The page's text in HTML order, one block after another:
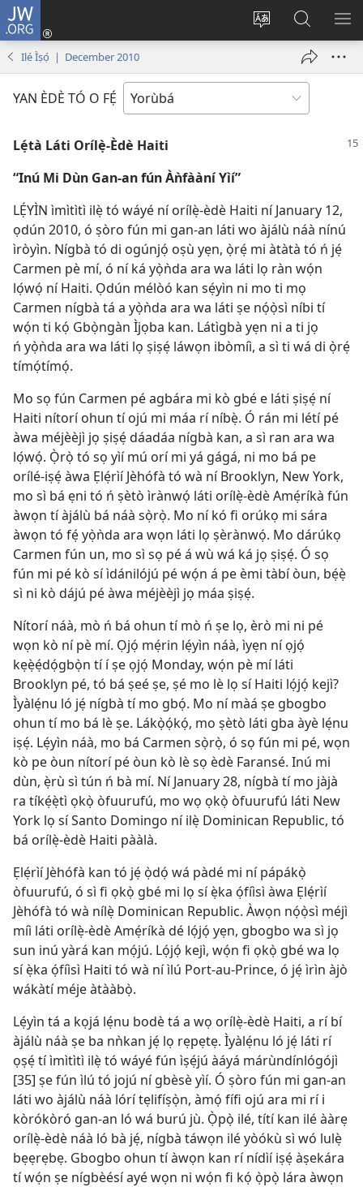
JW.ORG
Yí
pa
Wọlé
(opens
Wa
JW.ORG
Ilé Ìṣọ́ | December 2010
YAN ÈDÈ TÓ O FẸ́
Lẹ́tà Láti Orílẹ̀-Èdè Haiti
“Inú Mi Dùn Gan-an fún Àǹfààní Yìí”
LẸ́YÌN ìmìtìtì ilẹ̀ tó wáyé ní orílẹ̀-èdè Haiti ní January 12,
ọdún 2010, ó ṣòro fún mi gan-an láti wo àjálù náà nínú
ìròyìn. Nígbà tó di ogúnjọ́ oṣù yẹn, ọ̀rẹ́ mi àtàtà tó ń jẹ́
Carmen pè mí, ó ní ká yọ̀ǹda ara wa láti lọ ràn wọ́n
lọ́wọ́ ní Haiti. Ọdún mélòó kan sẹ́yìn ni mo ti mọ
Carmen nígbà tá a yọ̀ǹda ara wa láti ṣe nọ́ọ̀sì níbi tí
wọ́n ti kọ́ Gbọ̀ngàn Ìjọba kan. Látìgbà yẹn ni a ti jọ
ń yọ̀ǹda ara wa láti lọ ṣiṣẹ́ láwọn ibòmíì, a sì ti wá di ọ̀rẹ́
tímọ́tímọ́.
Mo sọ fún Carmen pé agbára mi kò gbé e láti ṣiṣẹ́ ní
Haiti nítorí ohun tí ojú mi máa rí níbẹ̀. Ó rán mi létí pé
àwa méjèèjì jọ ṣiṣẹ́ dáadáa nígbà kan, a sì ran ara wa
lọ́wọ́. Ọ̀rọ̀ tó sọ yìí mú orí mi yá gágá, ni mo bá pe
orílé-iṣẹ́ àwa Ẹlẹ́rìí Jèhófà tó wà ní Brooklyn, New York,
mo sì bá ẹni tó ń ṣètò ìrànwọ́ láti orílẹ̀-èdè Amẹ́ríkà fún
àwọn tí àjálù bá náà sọ̀rọ̀. Mo ní kó fi orúkọ mi sára
àwọn tó fẹ́ yọ̀ǹda ara wọn láti lọ ṣèrànwọ́. Mo dárúkọ
Carmen fún un, mo sì sọ pé á wù wá ká jọ ṣiṣẹ́. Ó sọ
fún mi pé kò sí ìdánilójú pé wọ́n á pe èmi tàbí òun, bẹ́ẹ̀
sì ni kò dájú pé àwa méjèèjì jọ máa ṣiṣẹ́.
Nítorí náà, mò ń bá ohun tí mò ń ṣe lọ, èrò mi ni pé
wọn kò ní pè mí. Ọjọ́ mẹ́rin lẹ́yìn náà, ìyẹn ní ọjọ́
kẹẹ̀ẹ́dọ́gbọ̀n tí í ṣe ọjọ́ Monday, wọ́n pè mí láti
Brooklyn pé, tó bá ṣeé ṣe, ṣé mo lè lọ sí Haiti lọ́jọ́ kejì?
Ìyàlẹ́nu ló jẹ́ nígbà tí mo gbọ́. Mo ní màá ṣe gbogbo
ohun tí mo bá lè ṣe. Lákọ̀ọ́kọ́, mo ṣètò láti gba àyè lẹ́nu
iṣẹ́. Lẹ́yìn náà, mo bá Carmen sọ̀rọ̀, ó sọ fún mi pé, wọn
kò pe òun nítorí pé òun kò lè sọ èdè Faransé. Inú mi
dùn, ẹ̀rù sì tún ń bà mí. Ní January 28, nígbà tí mo jàjà
ra tíkẹ́ẹ̀tì ọkọ̀ òfuurufú, mo wọ ọkọ̀ òfuurufú láti New
York lọ sí Santo Domingo ní ilẹ̀ Dominican Republic, tó
bá orílẹ̀-èdè Haiti pààlà.
Ẹlẹ́rìí Jèhófà kan tó jẹ́ ọ̀dọ́ wá pàdé mi ní pápákọ̀
òfuurufú, ó sì fi ọkọ̀ gbé mi lọ sí ẹ̀ka ọ́fíìsì àwa Ẹlẹ́rìí
Jèhófà tó wà nílẹ̀ Dominican Republic. Àwọn nọ́ọ̀sì méjì
míì láti orílẹ̀-èdè Amẹ́ríkà dé lọ́jọ́ yẹn, gbogbo wa sì jọ
sun inú yàrá kan mọ́jú. Lọ́jọ́ kejì, wọ́n fi ọkọ̀ gbé wa lọ
sí ẹ̀ka ọ́fíìsì Haiti tó wà ní ìlú Port-au-Prince, ó jẹ́ ìrìn àjò
wákàtí méje àtààbọ̀.
Lẹ́yìn tá a kọjá lẹ́nu bodè tá a wọ orílẹ̀-èdè Haiti, a rí bí
àjálù náà ṣe ba nǹkan jẹ́ lọ rẹpẹtẹ. Ìyàlẹ́nu ló jẹ́ láti rí
ọṣẹ́ tí ìmìtìtì ilẹ̀ tó wáyé fún ìṣẹ́jú àáyá márùndínlógójì
[35] ṣe fún ìlú tó jojú ní gbèsè yìí. Ó ṣòro fún mi gan-an
láti wo àjálù náà lórí tẹlifíṣọ̀n, àmọ́ fífi ojú ara mi rí i
kòrókòró gan-an ló wá burú jù. Ọ̀pọ̀ ilé, títí kan ilé ààrẹ
orílẹ̀-èdè náà ló bà jẹ́, nígbà táwọn ilé yòókù sì wó lulẹ̀
bẹẹrẹbẹ. Gbogbo ohun tí àwọn kan rí nídìí iṣẹ́ àṣekára
tí wọ́n ṣe nígbèésí ayé wọn ni wọ́n fi kọ́ ọ̀pọ̀ lára àwọn